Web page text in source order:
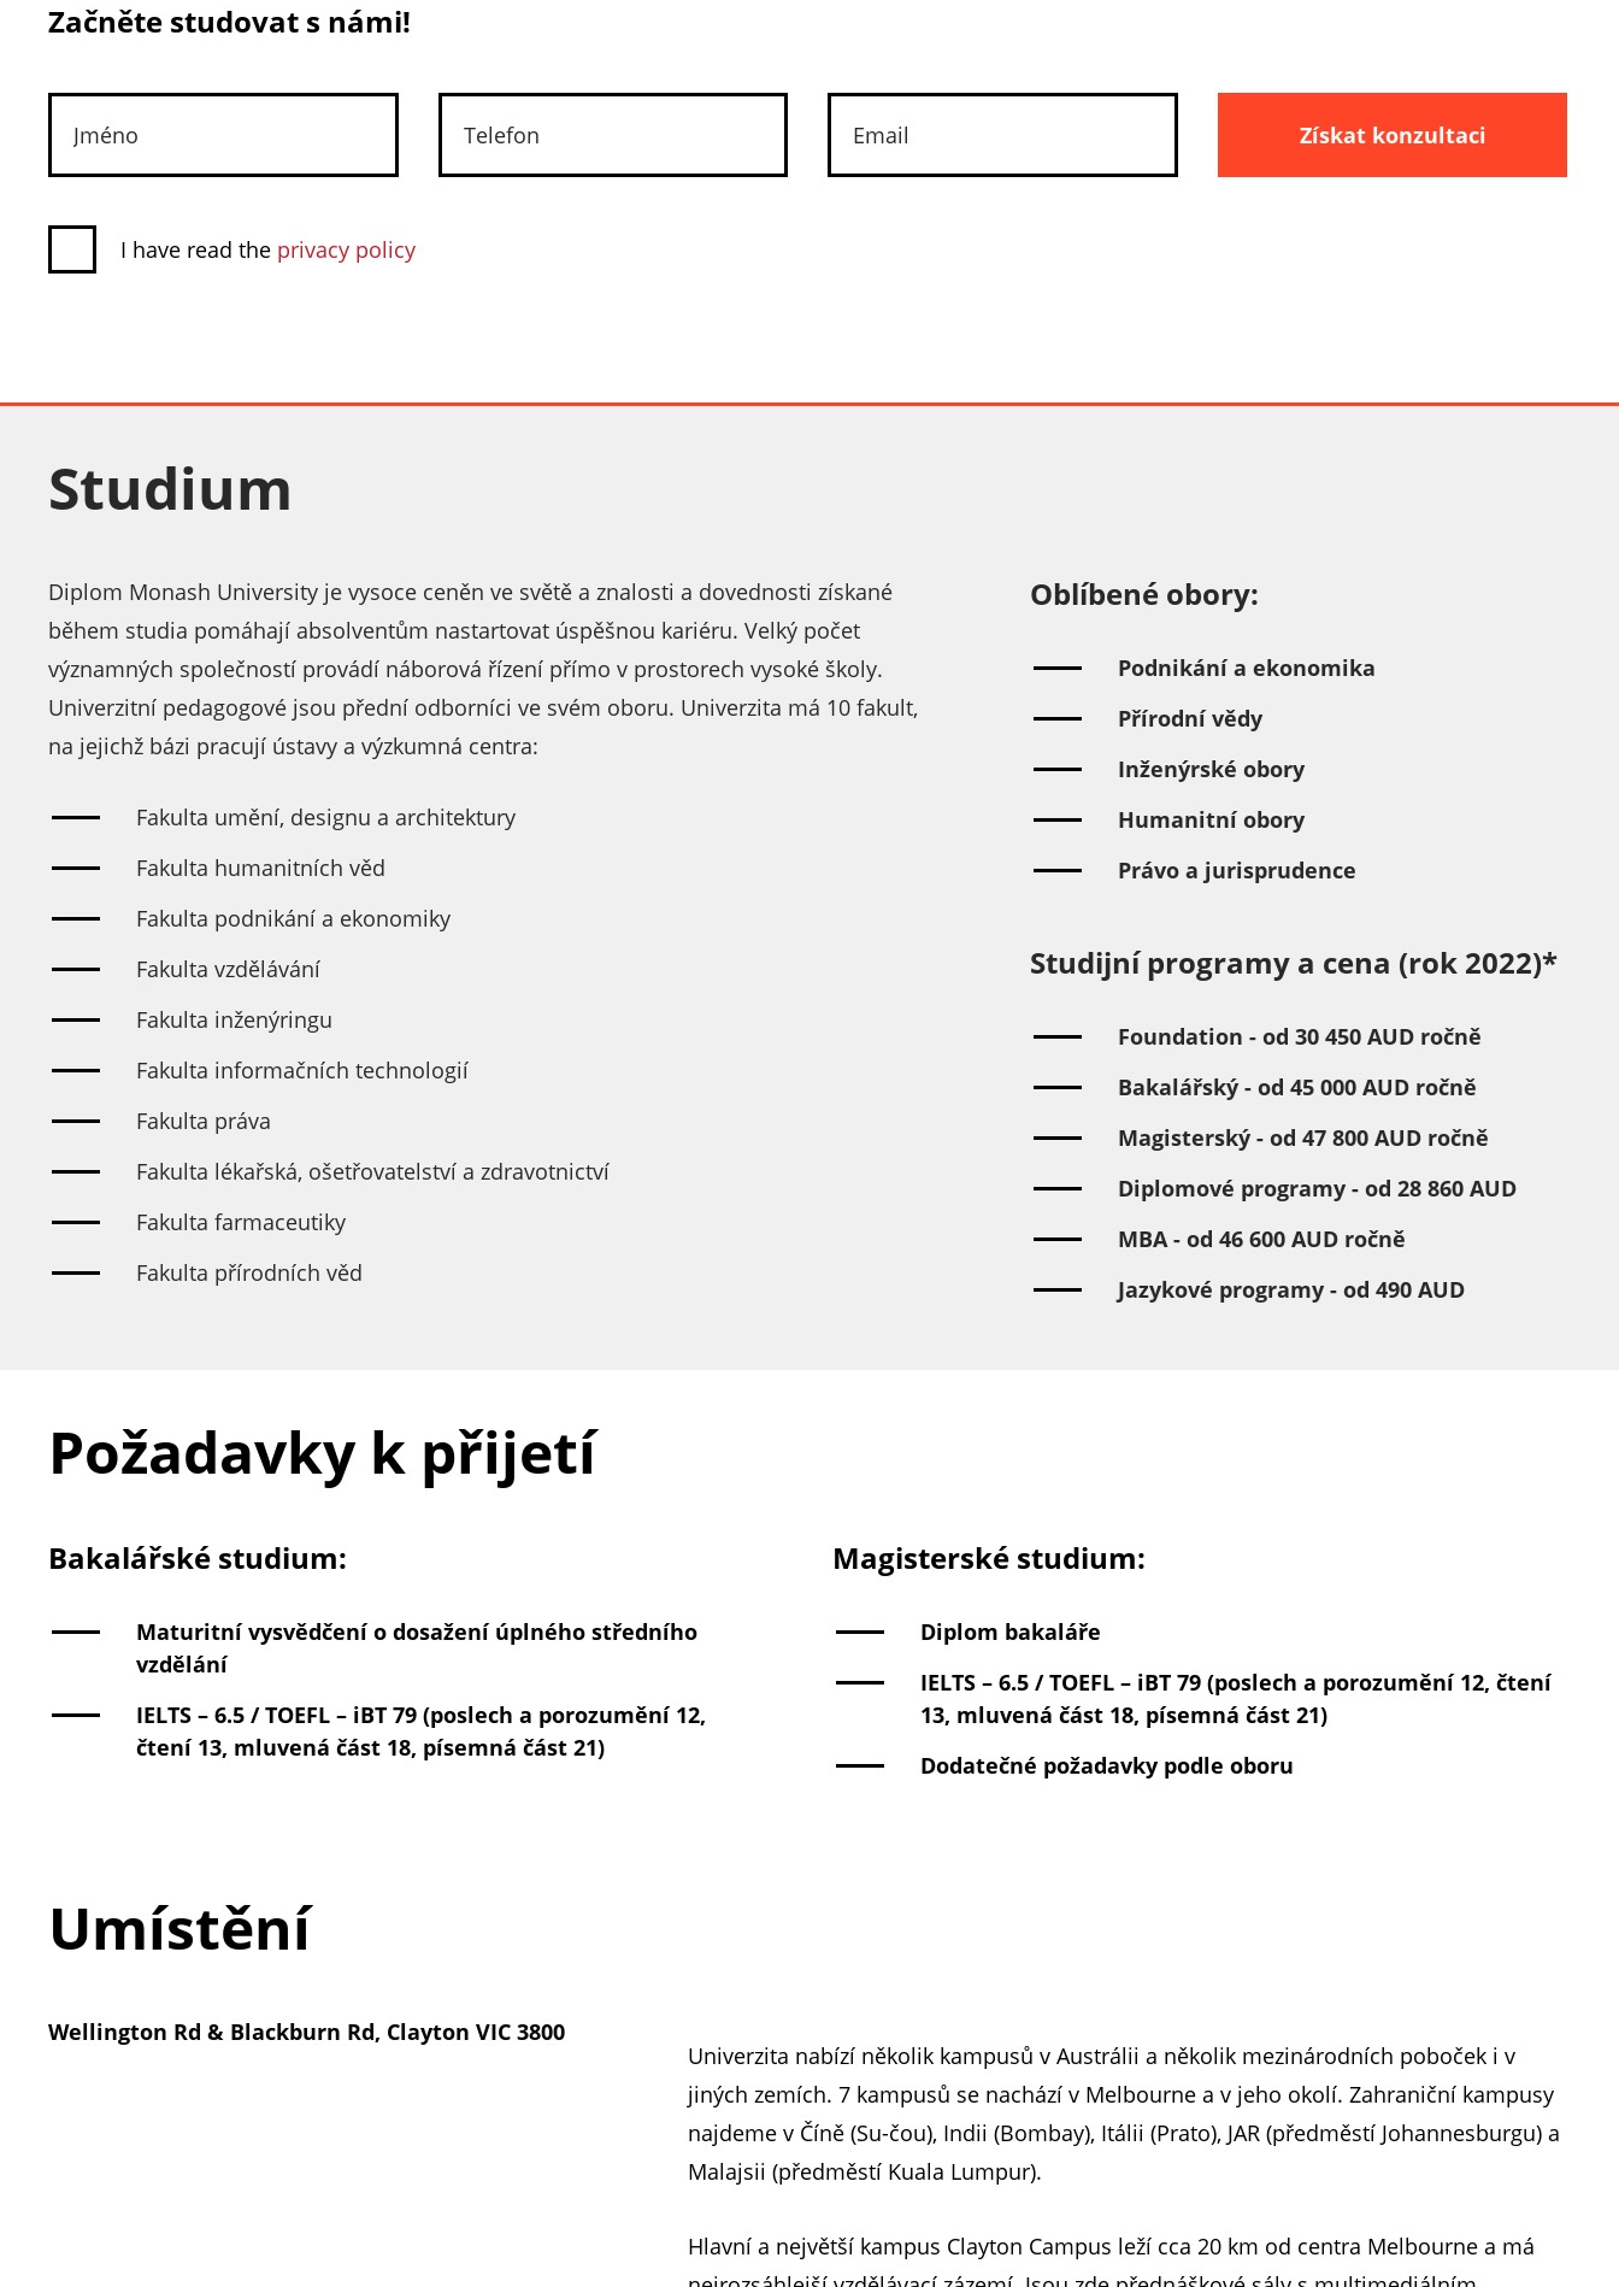
Začněte studovat s námi!
Získat konzultaci
I have read the privacy policy
Studium
Diplom Monash University je vysoce ceněn ve světě a znalosti a dovednosti získané
během studia pomáhají absolventům nastartovat úspěšnou kariéru. Velký počet
významných společností provádí náborová řízení přímo v prostorech vysoké školy.
Univerzitní pedagogové jsou přední odborníci ve svém oboru. Univerzita má 10 fakult,
na jejichž bázi pracují ústavy a výzkumná centra:
Fakulta umění, designu a architektury
Fakulta humanitních věd
Fakulta podnikání a ekonomiky
Fakulta vzdělávání
Fakulta inženýringu
Fakulta informačních technologií
Fakulta práva
Fakulta lékařská, ošetřovatelství a zdravotnictví
Fakulta farmaceutiky
Fakulta přírodních věd
Oblíbené obory:
Podnikání a ekonomika
Přírodní vědy
Inženýrské obory
Humanitní obory
Právo a jurisprudence
Studijní programy a cena (rok 2022)*
Foundation - od 30 450 AUD ročně
Bakalářský - od 45 000 AUD ročně
Magisterský - od 47 800 AUD ročně
Diplomové programy - od 28 860 AUD
MBA - od 46 600 AUD ročně
Jazykové programy - od 490 AUD
Požadavky k přijetí
Bakalářské studium:
Maturitní vysvědčení o dosažení úplného středního
vzdělání
IELTS – 6.5 / TOEFL – iBT 79 (poslech a porozumění 12,
čtení 13, mluvená část 18, písemná část 21)
Magisterské studium:
Diplom bakaláře
IELTS – 6.5 / TOEFL – iBT 79 (poslech a porozumění 12, čtení
13, mluvená část 18, písemná část 21)
Dodatečné požadavky podle oboru
Umístění
Wellington Rd & Blackburn Rd, Clayton VIC 3800
Univerzita nabízí několik kampusů v Austrálii a několik mezinárodních poboček i v
jiných zemích. 7 kampusů se nachází v Melbourne a v jeho okolí. Zahraniční kampusy
najdeme v Číně (Su-čou), Indii (Bombay), Itálii (Prato), JAR (předměstí Johannesburgu) a
Malajsii (předměstí Kuala Lumpur).
Hlavní a největší kampus Clayton Campus leží cca 20 km od centra Melbourne a má